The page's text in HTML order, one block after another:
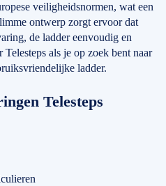
veiligheidsnormen, wat een
ontwerp zorgt ervoor dat
de ladder eenvoudig en
als je op zoek bent naar
ladder.
Telesteps